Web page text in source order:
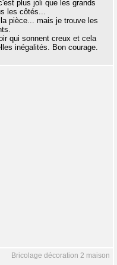
plus joli que les grands
les côtés...
pièce... mais je trouve les
qui sonnent creux et cela
inégalités. Bon courage.
Bricolage décoration 2 maison